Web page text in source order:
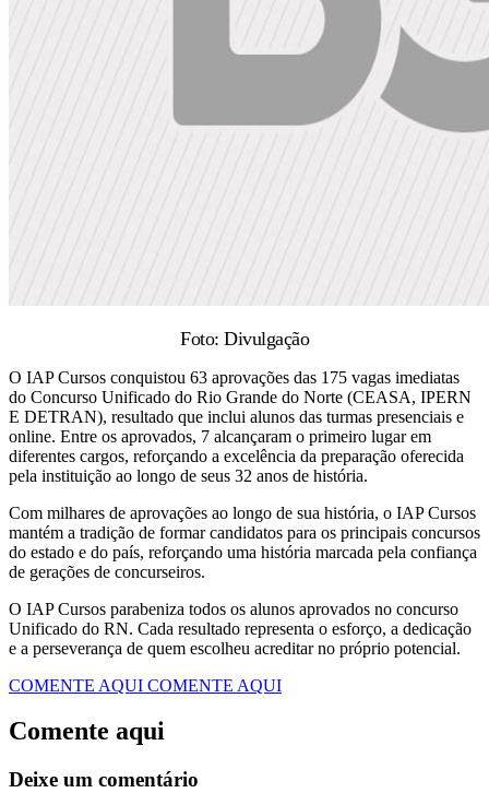
Foto: Divulgação
O IAP Cursos conquistou 63 aprovações das 175 vagas imediatas
do Concurso Unificado do Rio Grande do Norte (CEASA, IPERN
E DETRAN), resultado que inclui alunos das turmas presenciais e
online. Entre os aprovados, 7 alcançaram o primeiro lugar em
diferentes cargos, reforçando a excelência da preparação oferecida
pela instituição ao longo de seus 32 anos de história.
Com milhares de aprovações ao longo de sua história, o IAP Cursos
mantém a tradição de formar candidatos para os principais concursos
do estado e do país, reforçando uma história marcada pela confiança
de gerações de concurseiros.
O IAP Cursos parabeniza todos os alunos aprovados no concurso
Unificado do RN. Cada resultado representa o esforço, a dedicação
e a perseverança de quem escolheu acreditar no próprio potencial.
COMENTE AQUI COMENTE AQUI
Comente aqui
Deixe um comentário